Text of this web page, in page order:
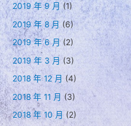
2019 年 9 月(1)
2019 年 8 月 (6)
2019 年 6 月(2)
2019 年 3 月(3)
2018 年 12 月 (4)
2018 年 11 月 (3)
2018 年 10 月 (2)